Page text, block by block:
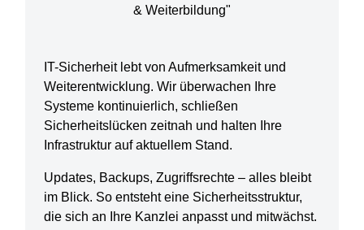
IT-Sicherheit lebt von Aufmerksamkeit und
Weiterentwicklung. Wir überwachen Ihre
Systeme kontinuierlich, schließen
Sicherheitslücken zeitnah und halten Ihre
Infrastruktur auf aktuellem Stand.
Updates, Backups, Zugriffsrechte – alles bleibt
im Blick. So entsteht eine Sicherheitsstruktur,
die sich an Ihre Kanzlei anpasst und mitwächst.